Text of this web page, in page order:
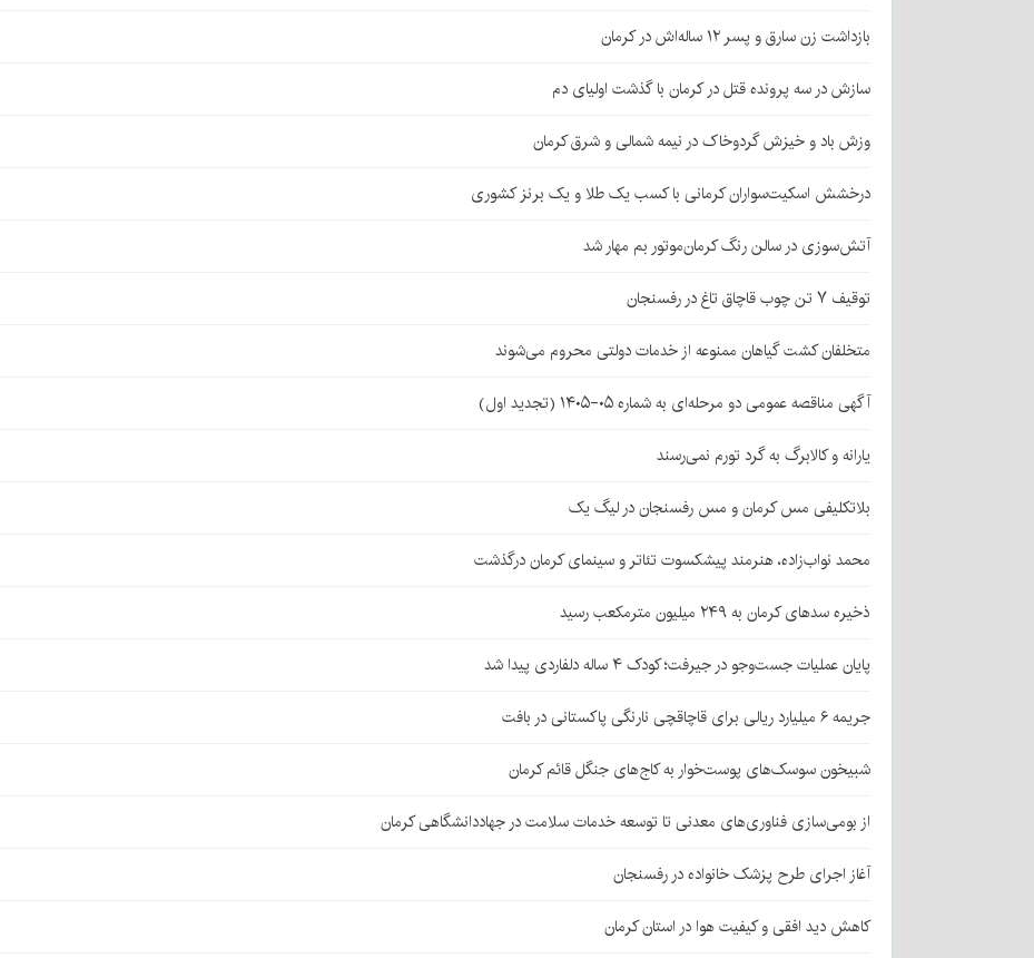
بازداشت زن سارق و پسر ۱۲ ساله‌اش در کرمان
سازش در سه پرونده قتل در کرمان با گذشت اولیای دم
وزش باد و خیزش گردوخاک در نیمه شمالی و شرق کرمان
درخشش اسکیت‌سواران کرمانی با کسب یک طلا و یک برنز کشوری
آتش‌سوزی در سالن رنگ کرمان‌موتور بم مهار شد
توقیف ۷ تن چوب قاچاق تاغ در رفسنجان
متخلفان کشت گیاهان ممنوعه از خدمات دولتی محروم می‌شوند
آگهی مناقصه عمومی دو مرحله‌ای به شماره ۰۵-۱۴۰۵ (تجدید اول)
یارانه و کالابرگ به گرد تورم نمی‌رسند
بلاتکلیفی مس کرمان و مس رفسنجان در لیگ یک
محمد نواب‌زاده، هنرمند پیشکسوت تئاتر و سینمای کرمان درگذشت
ذخیره سدهای کرمان به ۲۴۹ میلیون مترمکعب رسید
پایان عملیات جست‌وجو در جیرفت؛ کودک ۴ ساله دلفاردی پیدا شد
جریمه ۶ میلیارد ریالی برای قاچاقچی نارنگی پاکستانی در بافت
شبیخون سوسک‌های پوست‌خوار به کاج‌های جنگل قائم کرمان
از بومی‌سازی فناوری‌های معدنی تا توسعه خدمات سلامت در جهاددانشگاهی کرمان
آغاز اجرای طرح پزشک خانواده در رفسنجان
کاهش دید افقی و کیفیت هوا در استان کرمان